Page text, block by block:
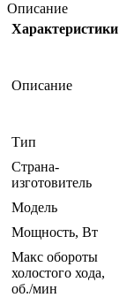
Описание
Характеристики
Описание
Тип
Страна-
изготовитель
Модель
Мощность, Вт
Макс обороты
холостого хода,
об./мин